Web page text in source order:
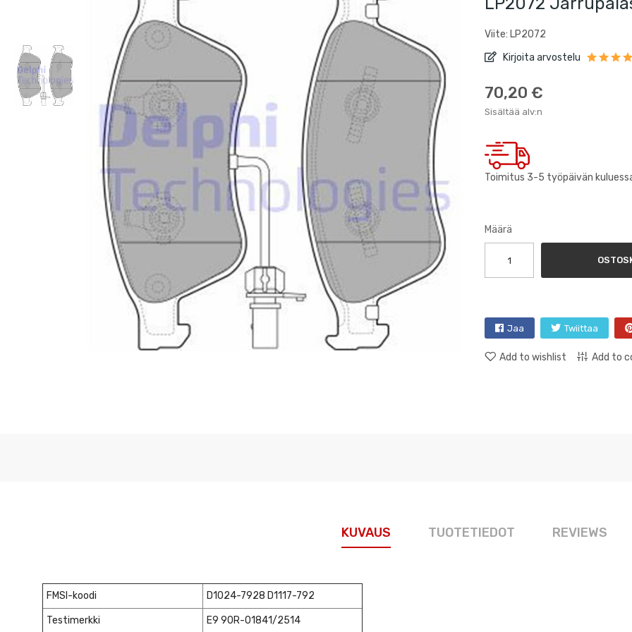
Viite: LP2072
Kirjoita arvostelu
70,20 €
Sisältää alv:n
Toimitus 3-5 työpäivän
Määrä
Jaa Twiittaa
Add to wishlist Add to
KUVAUS TUOTETIEDOT REVIEWS
FMSI-koodi D1024-7928 D1117-792
Testimerkki E9 90R-01841/2514